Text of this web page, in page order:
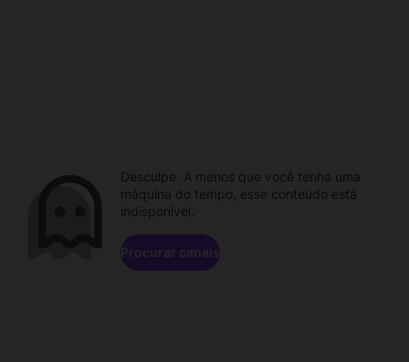
Desculpe. A menos que você tenha uma
máquina do tempo, esse conteúdo está
indisponível.
Procurar canais